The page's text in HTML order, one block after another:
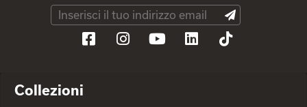
Collezioni